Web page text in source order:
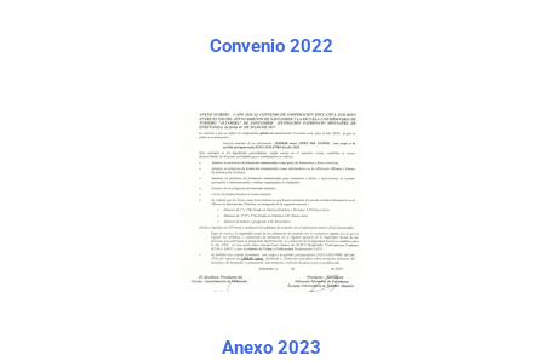
Convenio 2022
Anexo 2023